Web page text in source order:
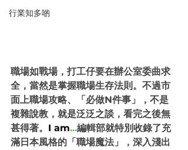
行業知多啲
職場如戰場，打工仔要在辦公室委曲求
全，當然是掌握職場生存法則。不過市
面上職場攻略、「必做N件事」，不是
複雜說教，就是泛泛之談，看完之後無
甚得著。 I am...編輯部就特別收錄了充
滿日本風格的「職場魔法」，深入淺出